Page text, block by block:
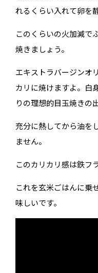
れるくらい入れて卵を
このくらいの火加減で
焼きましょう。
エキストラバージンオ
カリに焼けますよ。白
りの理想的目玉焼きの
充分に熱してから油を
ません。
このカリカリ感は鉄フ
これを玄米ごはんに乗
味しいです。